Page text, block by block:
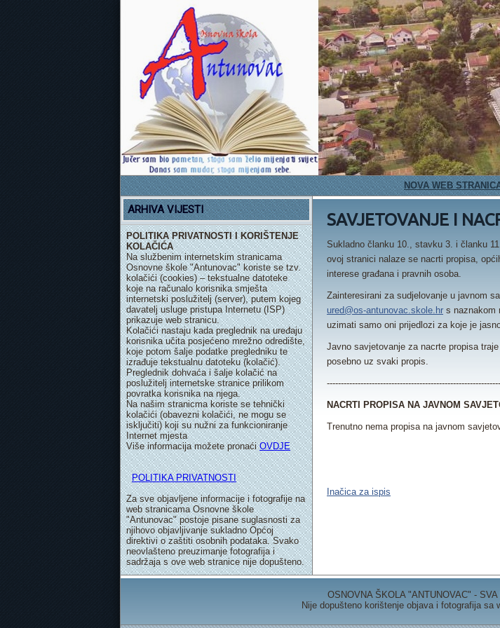
NOVA WEB STRANICA
ARHIVA VIJESTI
POLITIKA PRIVATNOSTI I KORIŠTENJE
KOLAČIĆA
Na službenim internetskim stranicama
Osnovne škole "Antunovac" koriste se tzv.
kolačići (cookies) – tekstualne datoteke
koje na računalo korisnika smješta
internetski poslužitelj (server), putem kojeg
davatelj usluge pristupa Internetu (ISP)
prikazuje web stranicu.
Kolačići nastaju kada preglednik na uređaju
korisnika učita posjećeno mrežno odredište,
koje potom šalje podatke pregledniku te
izrađuje tekstualnu datoteku (kolačić).
Preglednik dohvaća i šalje kolačić na
poslužitelj internetske stranice prilikom
povratka korisnika na njega.
Na našim stranicma koriste se tehnički
kolačići (obavezni kolačići, ne mogu se
isključiti) koji su nužni za funkcioniranje
Internet mjesta
Više informacija možete pronaćiOVDJE
POLITIKA PRIVATNOSTI
Za sve objavljene informacije i fotografije na
web stranicama Osnovne škole
"Antunovac" postoje pisane suglasnosti za
njihovo objavljivanje sukladno Općoj
direktivi o zaštiti osobnih podataka. Svako
neovlašteno preuzimanje fotografija i
sadržaja s ove web stranice nije dopušteno.
SAVJETOVANJE I
Sukladno članku 10., stavku 3. i članku
ovoj stranici nalaze se nacrti propisa,
interese građana i pravnih osoba.
Zainteresirani za sudjelovanje u javnom
ured@os-antunovac.skole.hr s naznakom
uzimati samo oni prijedlozi za koje je
Javno savjetovanje za nacrte propisa
posebno uz svaki propis.
NACRTI PROPISA NA JAVNOM
Trenutno nema propisa na javnom
Inačica za ispis
OSNOVNA ŠKOLA "ANTUNOVAC" -
Nije dopušteno korištenje objava i fotografija sa